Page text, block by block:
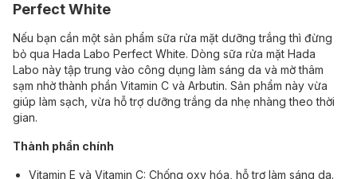
Perfect White
Nếu bạn cần một sản phẩm sữa rửa mặt dưỡng trắng thì đừng
bỏ qua Hada Labo Perfect White. Dòng sữa rửa mặt Hada
Labo này tập trung vào công dụng làm sáng da và mờ thâm
sạm nhờ thành phần Vitamin C và Arbutin. Sản phẩm này vừa
giúp làm sạch, vừa hỗ trợ dưỡng trắng da nhẹ nhàng theo thời
gian.
Thành phần chính
Vitamin E và Vitamin C: Chống oxy hóa, hỗ trợ làm sáng da.